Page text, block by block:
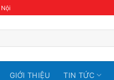
GIỚI THIỆU TIN TỨC